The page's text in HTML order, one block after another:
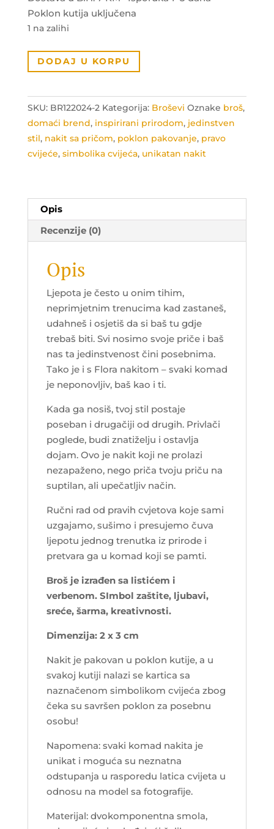
Poklon kutija uključena
1 na zalihi
Broš
simbol
količina
DODAJ U KORPU
SKU: BR122024-2 Kategorija: Broševi Oznake broš,
domaći brend, inspirirani prirodom, jedinstven
stil, nakit sa pričom, poklon pakovanje, pravo
cvijeće, simbolika cvijeća, unikatan nakit
Opis
Recenzije (0)
Opis
Ljepota je često u onim tihim,
neprimjetnim trenucima kad zastaneš,
udahneš i osjetiš da si baš tu gdje
trebaš biti. Svi nosimo svoje priče i baš
nas ta jedinstvenost čini posebnima.
Tako je i s Flora nakitom – svaki komad
je neponovljiv, baš kao i ti.
Kada ga nosiš, tvoj stil postaje
poseban i drugačiji od drugih. Privlači
poglede, budi znatiželju i ostavlja
dojam. Ovo je nakit koji ne prolazi
nezapaženo, nego priča tvoju priču na
suptilan, ali upečatljiv način.
Ručni rad od pravih cvjetova koje sami
uzgajamo, sušimo i presujemo čuva
ljepotu jednog trenutka iz prirode i
pretvara ga u komad koji se pamti.
Broš je izrađen sa listićem i
verbenom. SImbol zaštite, ljubavi,
sreće, šarma, kreativnosti.
Dimenzija: 2 x 3 cm
Nakit je pakovan u poklon kutije, a u
svakoj kutiji nalazi se kartica sa
naznačenom simbolikom cvijeća zbog
čeka su savršen poklon za posebnu
osobu!
Napomena: svaki komad nakita je
unikat i moguća su neznatna
odstupanja u rasporedu latica cvijeta u
odnosu na model sa fotografije.
Materijal: dvokomponentna smola,